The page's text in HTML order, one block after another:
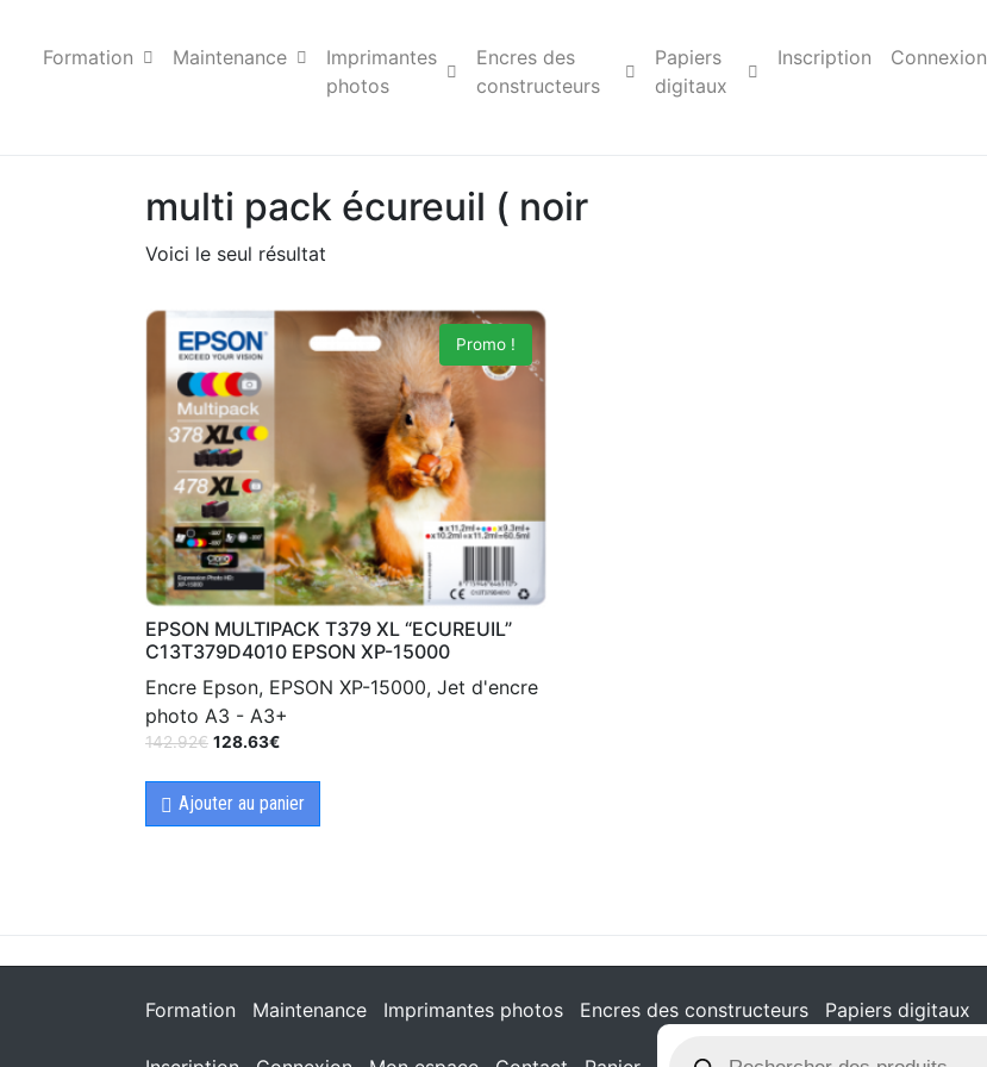
Formation Maintenance
Imprimantes
photos
Encres des
constructeurs
Papiers
digitaux
Inscription Connexion
multi pack écureuil ( noir
Voici le seul résultat
Promo !
EPSON MULTIPACK T379 XL “ECUREUIL”
C13T379D4010 EPSON XP-15000
Encre Epson, EPSON XP-15000, Jet d'encre
photo A3 - A3+
142.92€ 128.63€
Ajouter au panier
Formation Maintenance Imprimantes photos Encres des constructeurs Papiers digitaux